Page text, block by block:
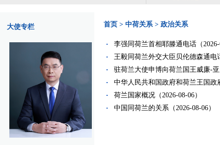
大使专栏 首页 > 中荷关系> 政治关系
李强同荷兰首相耶滕通电话（
王毅同荷兰外交大臣贝伦德森通电
驻荷兰大使申博向荷兰国王威廉-
中华人民共和国政府和荷兰王国政
荷兰国家概况（2026-08-06）
中国同荷兰的关系（2026-08-06）